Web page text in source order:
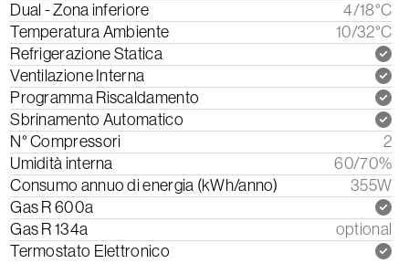
Dual - Zona inferiore
4/18°C
Temperatura Ambiente
10/32°C
Refrigerazione Statica
Ventilazione Interna
Programma Riscaldamento
Sbrinamento Automatico
N° Compressori
2
Umidità interna
60/70%
Consumo annuo di energia (kWh/anno)
355W
Gas R 600a
Gas R 134a
optional
Termostato Elettronico